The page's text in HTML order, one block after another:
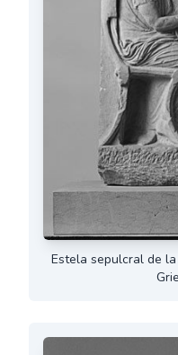
Estela sepulcral de